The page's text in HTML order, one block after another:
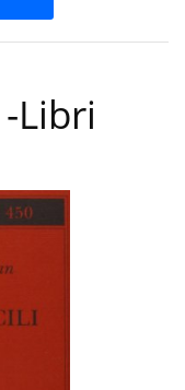
-Libri